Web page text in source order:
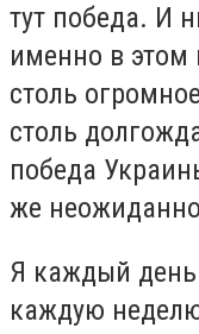
тут победа. И
именно в этом
столь
столь
победа
же
Я каждый
каждую